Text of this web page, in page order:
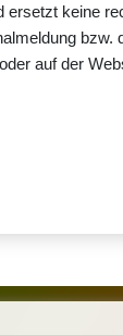
ersetzt keine
bzw.
oder auf der